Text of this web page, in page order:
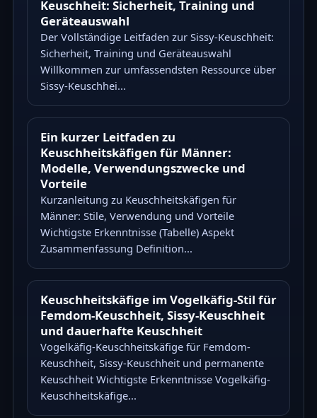
Keuschheit: Sicherheit, Training und
Geräteauswahl
Der Vollständige Leitfaden zur Sissy-Keuschheit:
Sicherheit, Training und Geräteauswahl
Willkommen zur umfassendsten Ressource über
Sissy-Keuschhei...
Ein kurzer Leitfaden zu
Keuschheitskäfigen für Männer:
Modelle, Verwendungszwecke und
Vorteile
Kurzanleitung zu Keuschheitskäfigen für
Männer: Stile, Verwendung und Vorteile
Wichtigste Erkenntnisse (Tabelle) Aspekt
Zusammenfassung Definition...
Keuschheitskäfige im Vogelkäfig-Stil für
Femdom-Keuschheit, Sissy-Keuschheit
und dauerhafte Keuschheit
Vogelkäfig-Keuschheitskäfige für Femdom-
Keuschheit, Sissy-Keuschheit und permanente
Keuschheit Wichtigste Erkenntnisse Vogelkäfig-
Keuschheitskäfige...